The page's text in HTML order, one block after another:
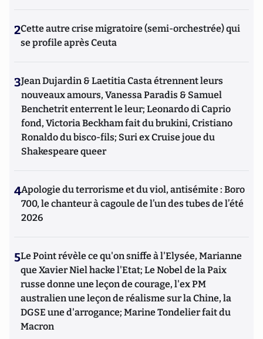
2Cette autre crise migratoire (semi-orchestrée) qui
se profile après Ceuta
3Jean Dujardin & Laetitia Casta étrennent leurs
nouveaux amours, Vanessa Paradis & Samuel
Benchetrit enterrent le leur; Leonardo di Caprio
fond, Victoria Beckham fait du brukini, Cristiano
Ronaldo du bisco-fils; Suri ex Cruise joue du
Shakespeare queer
4Apologie du terrorisme et du viol, antisémite : Boro
700, le chanteur à cagoule de l’un des tubes de l’été
2026
5Le Point révèle ce qu'on sniffe à l'Elysée, Marianne
que Xavier Niel hacke l'Etat; Le Nobel de la Paix
russe donne une leçon de courage, l'ex PM
australien une leçon de réalisme sur la Chine, la
DGSE une d'arrogance; Marine Tondelier fait du
Macron